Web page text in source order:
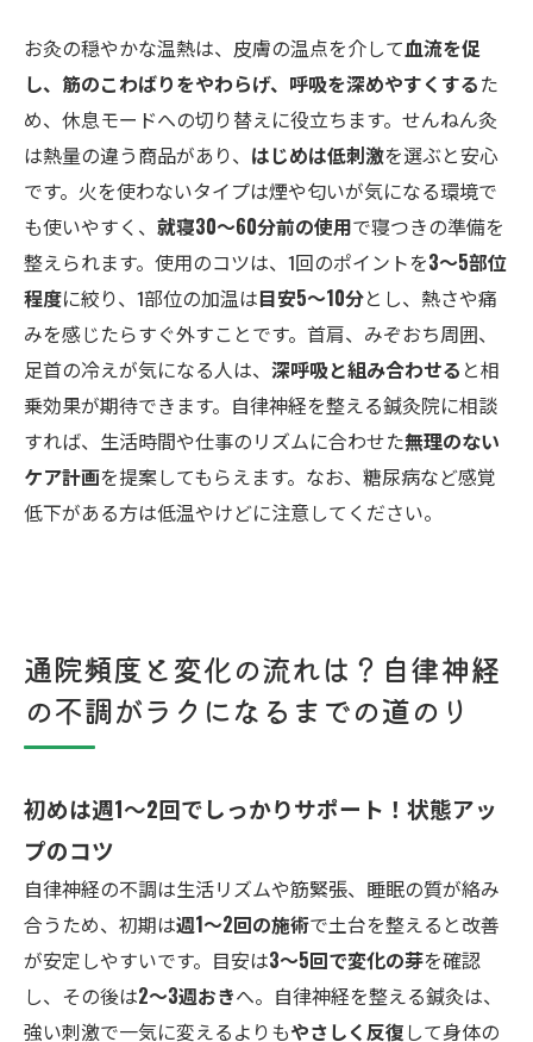
お灸の穏やかな温熱は、皮膚の温点を介して血流を促
し、筋のこわばりをやわらげ、呼吸を深めやすくするた
め、休息モードへの切り替えに役立ちます。せんねん灸
は熱量の違う商品があり、 はじめは低刺激を選ぶと安心
です。火を使わないタイプは煙や匂いが気になる環境で
も使いやすく、 就寝30〜60分前の使用で寝つきの準備を
整えられます。使用のコツは、1回のポイントを3〜5部位
程度に絞り、1部位の加温は目安5〜10分とし、熱さや痛
みを感じたらすぐ外すことです。首肩、みぞおち周囲、
足首の冷えが気になる人は、 深呼吸と組み合わせる と相
乗効果が期待できます。自律神経を整える鍼灸院に相談
すれば、生活時間や仕事のリズムに合わせた無理のない
ケア計画を提案してもらえます。なお、糖尿病など感覚
低下がある方は低温やけどに注意してください。
通院頻度と変化の流れは？自律神経
の不調がラクになるまでの道のり
初めは週1〜2回でしっかりサポート！状態アッ
プのコツ
自律神経の不調は生活リズムや筋緊張、睡眠の質が絡み
合うため、初期は週1〜2回の施術で土台を整えると改善
が安定しやすいです。目安は3〜5回で変化の芽を確認
し、その後は2〜3週おきへ。自律神経を整える鍼灸は、
強い刺激で一気に変えるよりもやさしく反復して身体の